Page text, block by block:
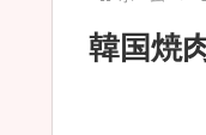
韓国焼